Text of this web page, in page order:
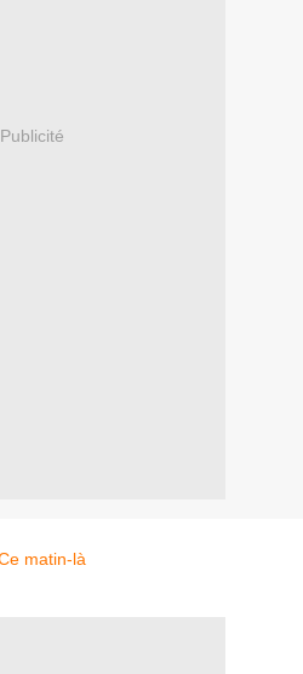
Publicité